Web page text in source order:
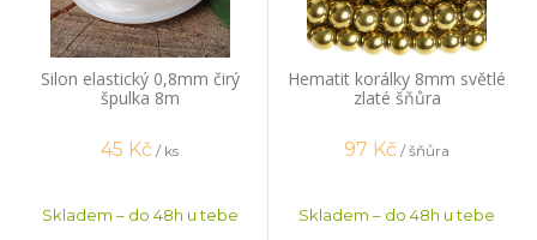
Silon elastický 0,8mm čirý
špulka 8m
45 Kč / ks
Skladem – do 48h u tebe
Hematit korálky 8mm světlé
zlaté šňůra
97 Kč / šňůra
Skladem – do 48h u tebe